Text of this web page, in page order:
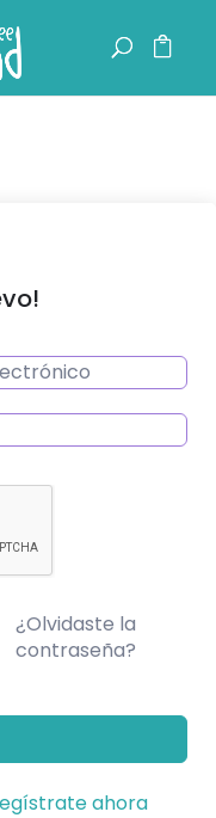
¿Olvidaste la
contraseña?
ahora